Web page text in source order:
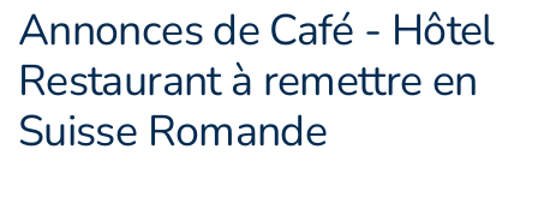
Annonces de Café - Hôtel
Restaurant à remettre en
Suisse Romande